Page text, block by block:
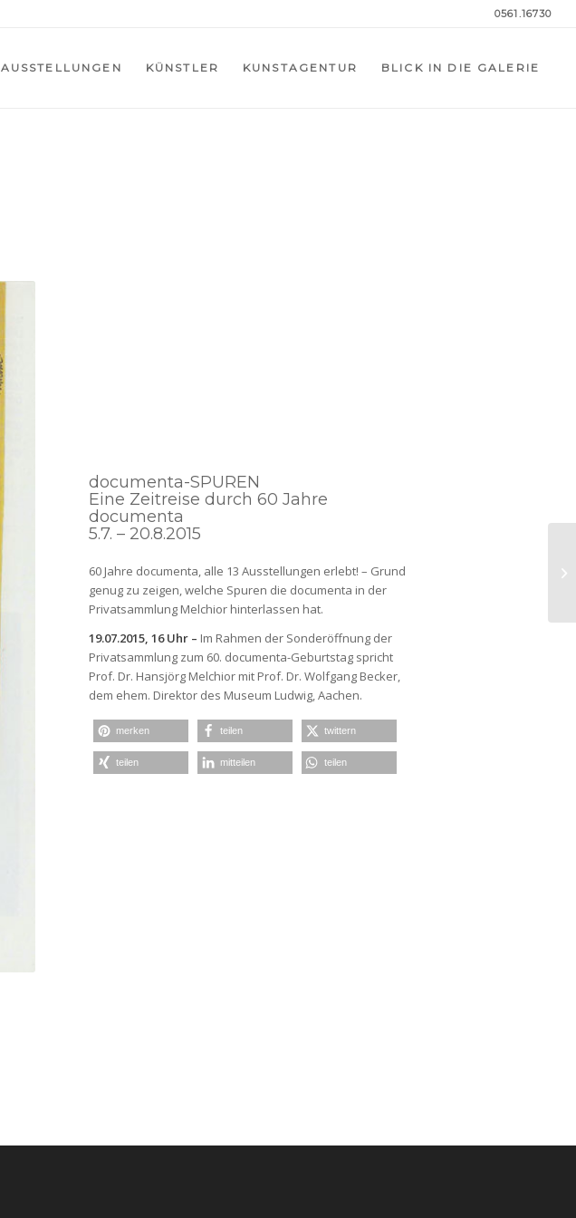
0561.16730
AUSSTELLUNGEN KÜNSTLER KUNSTAGENTUR BLICK IN DIE GALERIE
documenta-SPUREN
Eine Zeitreise durch 60 Jahre
documenta
5.7. – 20.8.2015
60 Jahre documenta, alle 13 Ausstellungen erlebt! – Grund
genug zu zeigen, welche Spuren die documenta in der
Privatsammlung Melchior hinterlassen hat.
19.07.2015, 16 Uhr – Im Rahmen der Sonderöffnung der
Privatsammlung zum 60. documenta-Geburtstag spricht
Prof. Dr. Hansjörg Melchior mit Prof. Dr. Wolfgang Becker,
dem ehem. Direktor des Museum Ludwig, Aachen.
merken teilen twittern
teilen mitteilen teilen